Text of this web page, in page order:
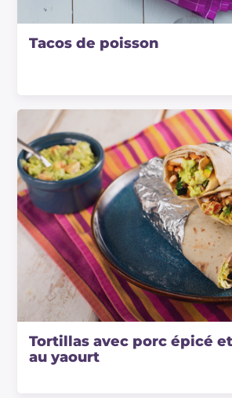
Tacos de poisson
Tortillas avec porc épicé
au yaourt